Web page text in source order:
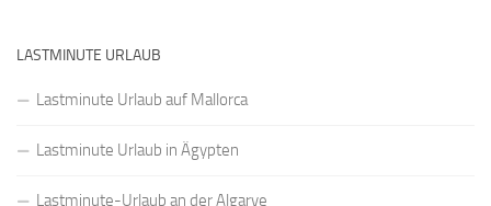
LASTMINUTE URLAUB
Lastminute Urlaub auf Mallorca
Lastminute Urlaub in Ägypten
Lastminute-Urlaub an der Algarve